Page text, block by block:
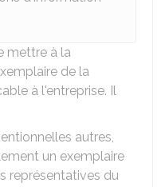
mettre à la
de la
à l'entreprise. Il
autres,
un exemplaire
représentatives du